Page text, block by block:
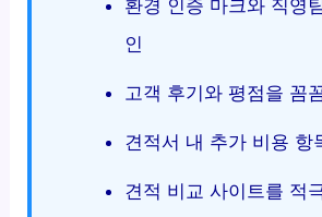
환경 인증 마크와 직영
인
고객 후기와 평점을 꼼
견적서 내 추가 비용 항
견적 비교 사이트를 적